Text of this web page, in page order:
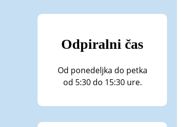
Odpiralni čas
Od ponedeljka do petka
od 5:30 do 15:30 ure.